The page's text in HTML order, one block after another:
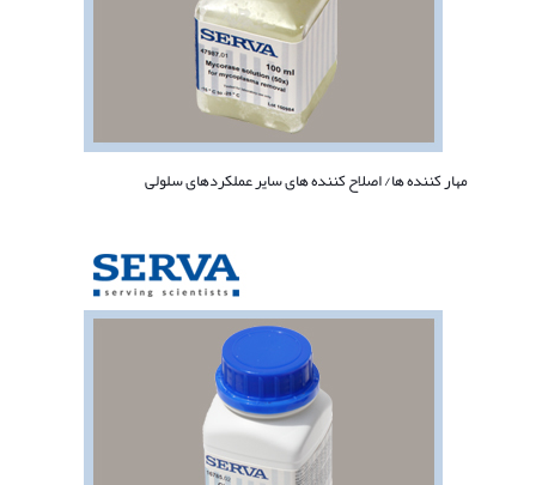
مهار کننده ها/ اصلاح کننده های سایر عملکردهای سلولی